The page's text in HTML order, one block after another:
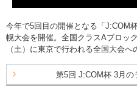
今年で5回目の開催となる「J:COM
幌大会を開催。全国クラスAブロッ
（土）に東京で行われる全国大会へ
第5回 J:COM杯 3月の